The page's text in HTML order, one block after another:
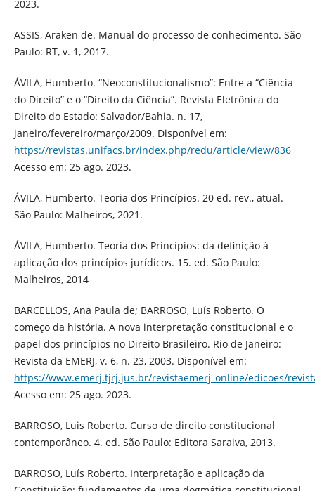
2023.
ASSIS, Araken de. Manual do processo de conhecimento. São
Paulo: RT, v. 1, 2017.
ÁVILA, Humberto. “Neoconstitucionalismo”: Entre a “Ciência
do Direito” e o “Direito da Ciência”. Revista Eletrônica do
Direito do Estado: Salvador/Bahia. n. 17,
janeiro/fevereiro/março/2009. Disponível em:
https://revistas.unifacs.br/index.php/redu/article/view/836
Acesso em: 25 ago. 2023.
ÁVILA, Humberto. Teoria dos Princípios. 20 ed. rev., atual.
São Paulo: Malheiros, 2021.
ÁVILA, Humberto. Teoria dos Princípios: da definição à
aplicação dos princípios jurídicos. 15. ed. São Paulo:
Malheiros, 2014
BARCELLOS, Ana Paula de; BARROSO, Luís Roberto. O
começo da história. A nova interpretação constitucional e o
papel dos princípios no Direito Brasileiro. Rio de Janeiro:
Revista da EMERJ, v. 6, n. 23, 2003. Disponível em:
https://www.emerj.tjrj.jus.br/revistaemerj_online/edicoes/
Acesso em: 25 ago. 2023.
BARROSO, Luis Roberto. Curso de direito constitucional
contemporâneo. 4. ed. São Paulo: Editora Saraiva, 2013.
BARROSO, Luís Roberto. Interpretação e aplicação da